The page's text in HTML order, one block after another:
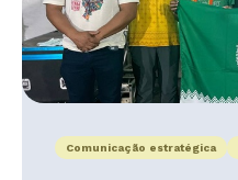
Comunicação estratégica